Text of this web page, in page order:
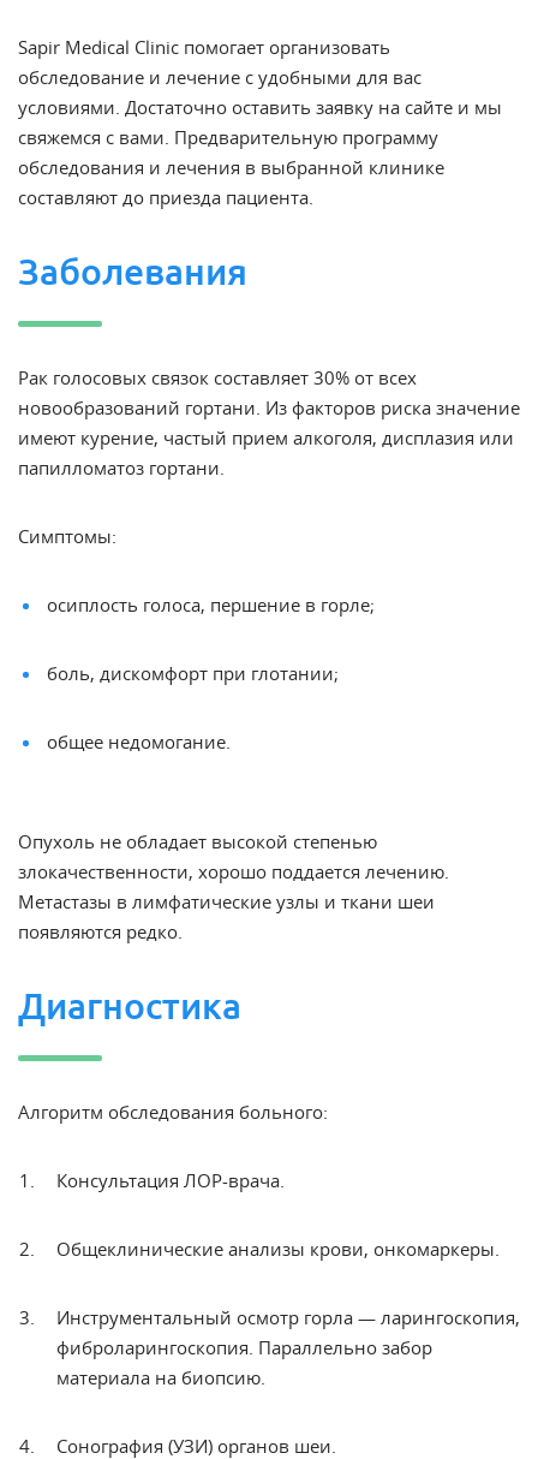
Sapir Medical Clinic помогает организовать
обследование и лечение с удобными для вас
условиями. Достаточно оставить заявку на сайте и мы
свяжемся с вами. Предварительную программу
обследования и лечения в выбранной клинике
составляют до приезда пациента.
Заболевания
Рак голосовых связок составляет 30% от всех
новообразований гортани. Из факторов риска значение
имеют курение, частый прием алкоголя, дисплазия или
папилломатоз гортани.
Симптомы:
осиплость голоса, першение в горле;
боль, дискомфорт при глотании;
общее недомогание.
Опухоль не обладает высокой степенью
злокачественности, хорошо поддается лечению.
Метастазы в лимфатические узлы и ткани шеи
появляются редко.
Диагностика
Алгоритм обследования больного:
Консультация ЛОР-врача.
Общеклинические анализы крови, онкомаркеры.
Инструментальный осмотр горла — ларингоскопия,
фиброларингоскопия. Параллельно забор
материала на биопсию.
Сонография (УЗИ) органов шеи.